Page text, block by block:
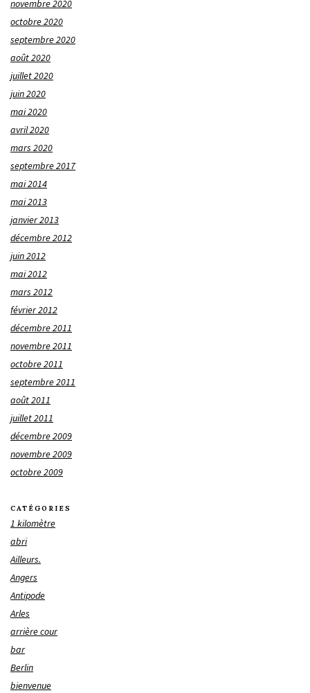
novembre 2020
octobre 2020
septembre 2020
août 2020
juillet 2020
juin 2020
mai 2020
avril 2020
mars 2020
septembre 2017
mai 2014
mai 2013
janvier 2013
décembre 2012
juin 2012
mai 2012
mars 2012
février 2012
décembre 2011
novembre 2011
octobre 2011
septembre 2011
août 2011
juillet 2011
décembre 2009
novembre 2009
octobre 2009
CATÉGORIES
1 kilomètre
abri
Ailleurs.
Angers
Antipode
Arles
arrière cour
bar
Berlin
bienvenue